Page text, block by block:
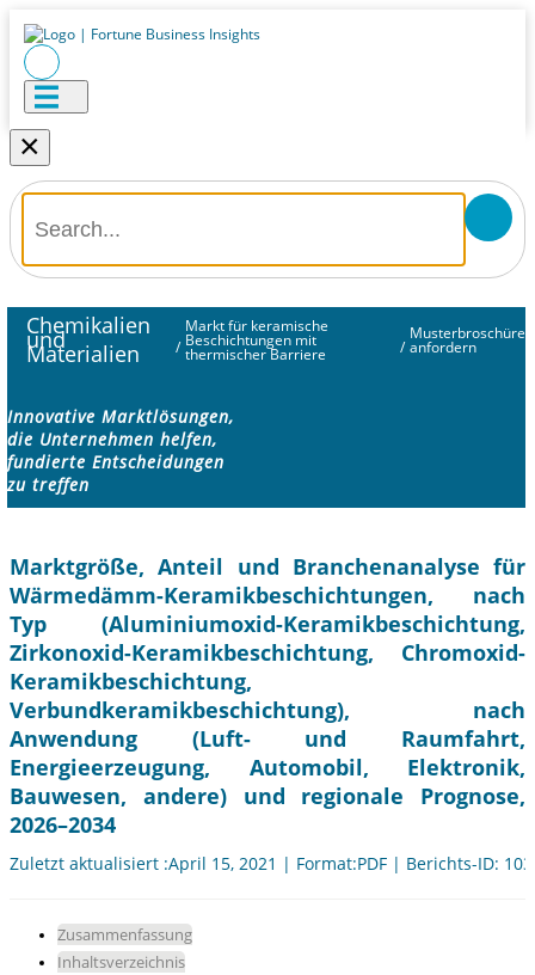
×
Chemikalien
und
Materialien /
Markt für keramische
Beschichtungen mit
thermischer Barriere /
Musterbroschüre
anfordern
Innovative Marktlösungen,
die Unternehmen helfen,
fundierte Entscheidungen
zu treffen
Marktgröße, Anteil und Branchenanalyse für
Wärmedämm-Keramikbeschichtungen, nach
Typ (Aluminiumoxid-Keramikbeschichtung,
Zirkonoxid-Keramikbeschichtung, Chromoxid-
Keramikbeschichtung,
Verbundkeramikbeschichtung), nach
Anwendung (Luft- und Raumfahrt,
Energieerzeugung, Automobil, Elektronik,
Bauwesen, andere) und regionale Prognose,
2026–2034
Zuletzt aktualisiert :April 15, 2021 | Format:PDF | Berichts-ID:
Zusammenfassung
Inhaltsverzeichnis